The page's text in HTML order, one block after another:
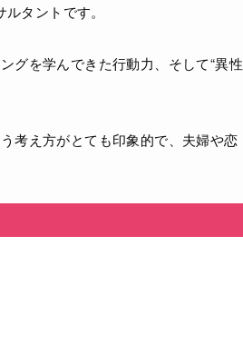
タントです。
グを学んできた行動力、そして“異性
考え方がとても印象的で、夫婦や恋